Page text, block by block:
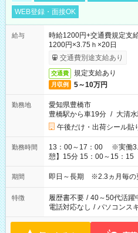
WEB登録・面接OK
給与
時給1200円+交通費規定
1200円×3.75ｈ×20日
交通費別途支給あり
交通費 規定支給あり
月収例 5～10万円
勤務地
愛知県豊橋市
豊橋駅から車19分 / 大清
午後だけ・出荷シール貼
勤務時間
13：00～17：00 ※実働3.75時間 ◆16時までも
憩】15分 15：00～15：15
期間 即日～長期 ※2.3ヵ月毎の
特徴 履歴書不要 / 40～50代活躍
電話対応なし / パソコンス